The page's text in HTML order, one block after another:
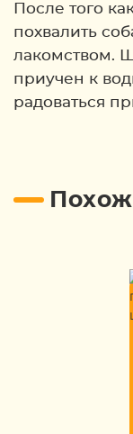
После того
похвалить
лакомством.
приучен к
радоваться